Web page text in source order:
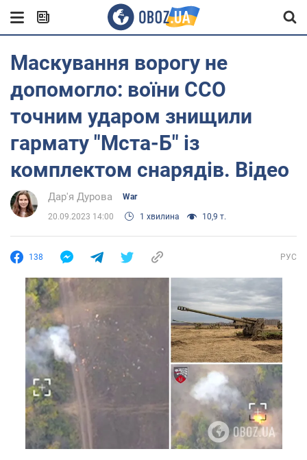
Маскування ворогу не
допомогло: воїни ССО
точним ударом знищили
гармату "Мста-Б" із
комплектом снарядів. Відео
Дар'я Дурова War
20.09.2023 14:00 1 хвилина 10,9 т.
138 РУС